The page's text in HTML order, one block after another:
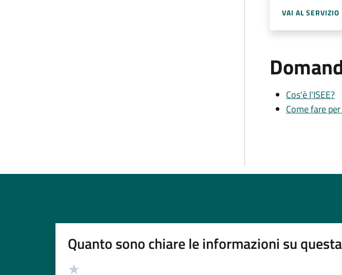
VAI AL SERVIZIO
Cos'è l'ISEE?
Come fare
Quanto sono chiare le informazioni su
Valutazione